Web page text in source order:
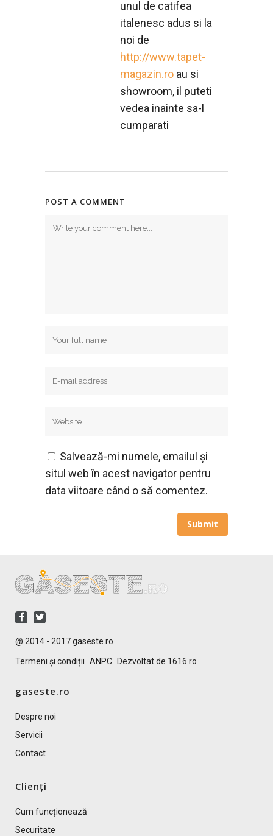
unul de catifea
italenesc adus si la
noi de
http://www.tapet-
magazin.ro au si
showroom, il puteti
vedea inainte sa-l
cumparati
POST A COMMENT
Salvează-mi numele, emailul și
situl web în acest navigator pentru
data viitoare când o să comentez.
@ 2014 - 2017 gaseste.ro
Termeni și condiții ANPC Dezvoltat de 1616.ro
gaseste.ro
Despre noi
Servicii
Contact
Clienți
Cum funcționează
Securitate